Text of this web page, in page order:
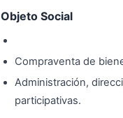
Objeto Social
Compraventa de
Administración,
participativas.